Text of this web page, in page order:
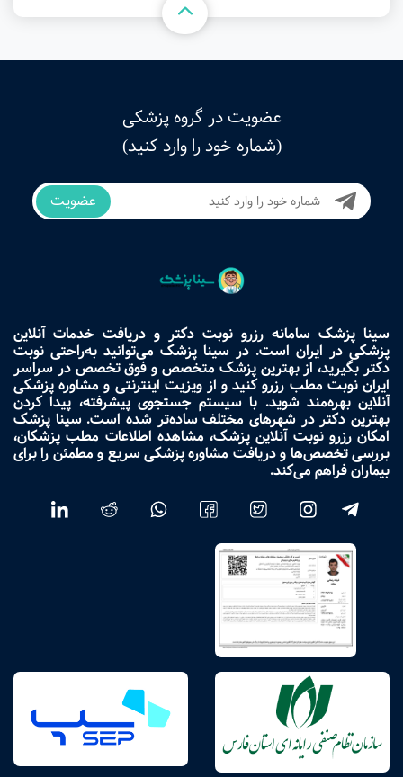
عضویت در گروه پزشکی
(شماره خود را وارد کنید)
عضویت
سینا پزشک سامانه رزرو نوبت دکتر و دریافت خدمات آنلاین
پزشکی در ایران است. در سینا پزشک می‌توانید به‌راحتی نوبت
دکتر بگیرید، از بهترین پزشک متخصص و فوق تخصص در سراسر
ایران نوبت مطب رزرو کنید و از ویزیت اینترنتی و مشاوره پزشکی
آنلاین بهره‌مند شوید. با سیستم جستجوی پیشرفته، پیدا کردن
بهترین دکتر در شهرهای مختلف ساده‌تر شده است. سینا پزشک
امکان رزرو نوبت آنلاین پزشک، مشاهده اطلاعات مطب پزشکان،
بررسی تخصص‌ها و دریافت مشاوره پزشکی سریع و مطمئن را برای
بیماران فراهم می‌کند.